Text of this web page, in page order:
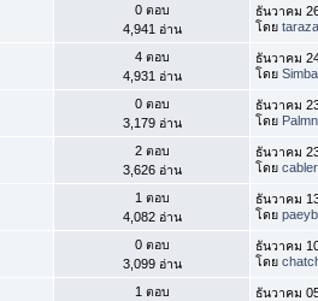
0 ตอบ
4,941 อ่าน
ธันวาคม
โดย
4 ตอบ
4,931 อ่าน
ธันวาคม
โดยSimba
0 ตอบ
3,179 อ่าน
ธันวาคม
โดย
2 ตอบ
3,626 อ่าน
ธันวาคม
โดย
1 ตอบ
4,082 อ่าน
ธันวาคม
โดย
0 ตอบ
3,099 อ่าน
ธันวาคม
โดย
1 ตอบ
ธันวาคม